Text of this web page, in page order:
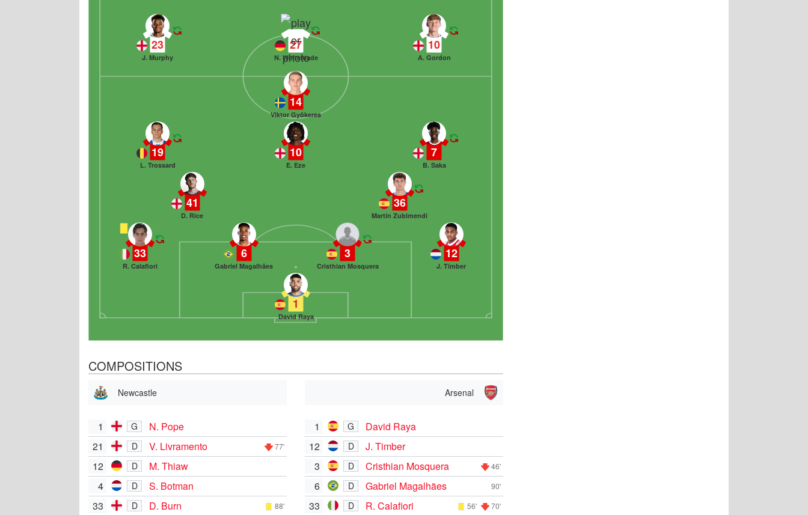
10
A. Gordon
27
N. Woltemade
23
J. Murphy
1
David Raya
33
R. Calafiori
6
Gabriel Magalhães
3
Cristhian Mosquera
12
J. Timber
41
D. Rice
36
Martín Zubimendi
19
L. Trossard
10
E. Eze
7
B. Saka
14
Viktor Gyökeres
COMPOSITIONS
Newcastle
1 G
N. Pope
21
D V. Livramento 77'
12 D
M. Thiaw
4
D
S. Botman
33
D D. Burn 88'
Arsenal
1 G
David Raya
12
D
J. Timber
3
D Cristhian Mosquera 46'
6 D Gabriel Magalhães 90'
33 D R. Calafiori 56' 70'